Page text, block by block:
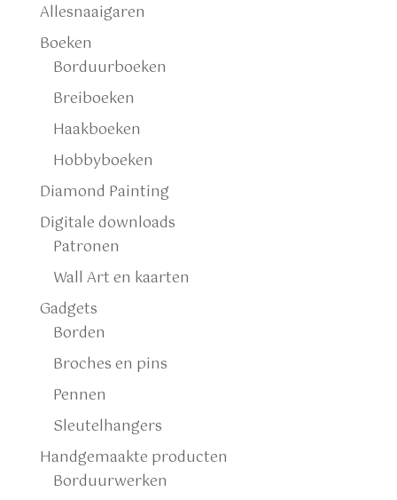
Allesnaaigaren
Boeken
Borduurboeken
Breiboeken
Haakboeken
Hobbyboeken
Diamond Painting
Digitale downloads
Patronen
Wall Art en kaarten
Gadgets
Borden
Broches en pins
Pennen
Sleutelhangers
Handgemaakte producten
Borduurwerken